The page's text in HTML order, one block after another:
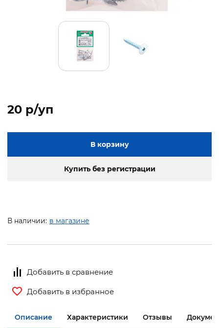
20 p/уп
В корзину
Купить без регистрации
В наличии: в магазине
Добавить в сравнение
Добавить в избранное
Описание Характеристики Отзывы